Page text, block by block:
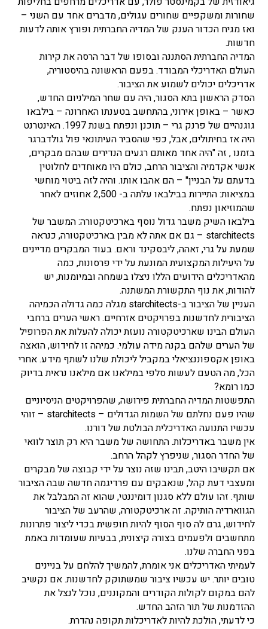
שחורות ומשקפיים שחורים עגולים, מדברים אחד עם השני –
ואז מגיח הכדור הענק של המדיה החברתית ופורץ אותה לדעות
חדשות.
המדיה החברתית הסתננה ובסופו של דבר הרסה את קירות
העולם האדריכלי המבודד. בפעם הראשונה בהיסטוריה,
אדריכלים יכולים לשמוע את הציבור.
הסדק הראשון בתא הסגור, היה עם שחר המילניום החדש,
כאשר – באופן אירוני, בהתחשב בטענתו האחרונה – בילבאו
גוגנהיים של פרנק גרי – תוכנן ונפתח בשנת 1997. האינטרנט
היה אז בחיתולים, אבל, כפי שהסביר העיתונאי פול גולדברגר
בזמנו , זה "היה אחד מאותם רגעים הנדירים שבהם מבקרים,
אנשי אקדמיה והציבור הרחב, כולם היו מאוחדים לחלוטין
בדעתם על הבניין" – הם אהבו אותו. והיה לזה ביטוי מוחשי
במציאות: התיירות בבילבאו עלתה ב- 2,500 אחוזים לאחר
שהמוזיאון נפתח.
בילבאו השיק משבר גדול נוסף בארכיטקטורה: המשבר של
starchitects – גם אם אתה לא מבין בארכיטקטורה, כנראה
שמעת על גרי, זאהה, ליבסקינד וראם. בעוד המבקרים מדיינים
על היעילות המקצועית המונעת על ידי פרסונות, כמה
מהאדריכלים הידועים הללו ניצלו בשמחה ובמיומנות, יש
להודות, את נוף התקשורת המשתנה.
העניין של הציבור ב-starchitects מגלה כמה גדולה הכמיהה
הציבורית לחדשנות בפרויקטים אזרחיים. ראשי הערים ברחבי
העולם הבינו שארכיטקטורה נועזת יכולה להעלות את הפרופיל
של הערים שלהם בקנה מידה עולמי. כמיהה זו לחידוש, הואצה
באופן אקספוננציאלי במקביל ליכולת שלנו לשתף מידע. אחרי
הכל, מה הטעם לעשות סלפי במילאנו אם מילאנו נראית בדיוק
כמו רומא?
התפשטות המדיה החברתית פירושה, שהפרויקטים הניסיוניים
שהיו פעם נחלתם של השמות הגדולים – starchitects – זוהי
עכשיו התנועה האדריכלית הבולטת של דורנו.
אין משבר באדריכלות. התחושה של משבר היא רק תוצר לוואי
של החדר הסגור, שניפרץ לקהל הרחב.
אם תקשיבו היטב, תבינו שזה נוצר על ידי קבוצה של מבקרים
ומעצבי דעת קהל, שנאבקים עם פרדיגמה חדשה שבה הציבור
שותף. זהו עולם ללא סגנון דומיננטי, שהוא זה המבלבל את
הגווארדיה הותיקה. זה ארכיטקטורה, שהרעב של הציבור
לחידוש, גרם לה סוף הסוף להיות חופשית בכדי ליצור פתרונות
מתחשבים ולפעמים בצורה קיצונית, בבעיות שעומדות באמת
בפני החברה שלנו.
לעמיתי האדריכלים אני אומרת, להמשיך להלחם על בניינים
טובים יותר. יש עכשיו ציבור שמשתוקק לחדשנות. אם נקשיב
להם במקום לקולות הקודרים והמקוננים, נוכל לנצל את
ההזדמנות של תור הזהב החדש.
כי לדעתי, הולכת להיות לאדריכלות תקופה נהדרת.